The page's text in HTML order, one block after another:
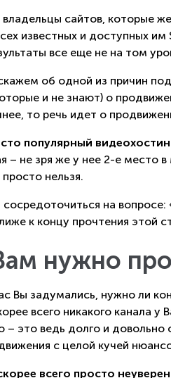
сайтов, которые
известных и доступных
все еще не на том
об одной из причин
и не знают) о
то речь идет о
популярный
– не зря же у нее 2-е место
нельзя.
на вопросе:
к концу прочтения этой
нужно
Вы задумались, нужно ли
всего никакого канала
– это ведь долго и
с целой кучей
всего просто